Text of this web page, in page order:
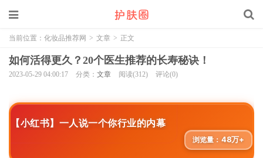
当前位置： 化妆品推荐网 > 文章 > 正文
如何活得更久？20个医生推荐的长寿秘诀！
2023-05-29 04:00:17 分类： 文章 阅读(312) 评论(0)
【小红书】一人说一个你行业的内幕
浏览量： 48万+